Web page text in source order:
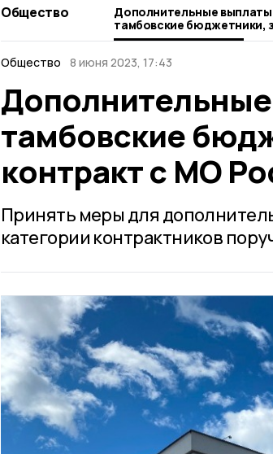
Общество
Дополнительные выплаты
тамбовские бюджетники,
контракт с МО России
Общество
8 июня 2023, 17:43
тамбовские
контракт с МО
Принять меры для
категории контрактников